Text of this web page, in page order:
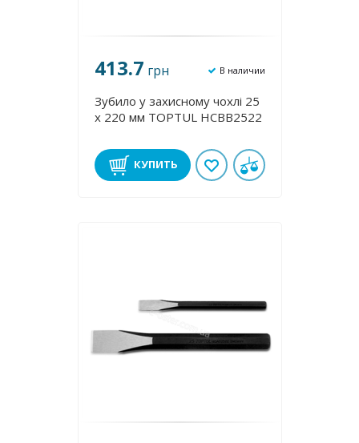
413.7 грн В наличии
Зубило у захисному чохлі 25
х 220 мм TOPTUL HCBB2522
КУПИТЬ